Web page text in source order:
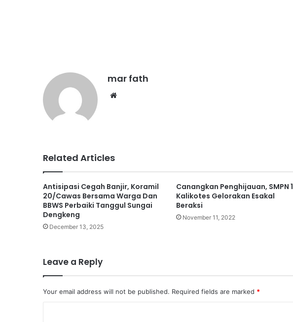
mar fath
Related Articles
Antisipasi Cegah Banjir, Koramil
20/Cawas Bersama Warga Dan
BBWS Perbaiki Tanggul Sungai
Dengkeng
December 13, 2025
Canangkan Penghijauan, SMPN 1
Kalikotes Gelorakan Esakal
Beraksi
November 11, 2022
Leave a Reply
Your email address will not be published. Required fields are marked *